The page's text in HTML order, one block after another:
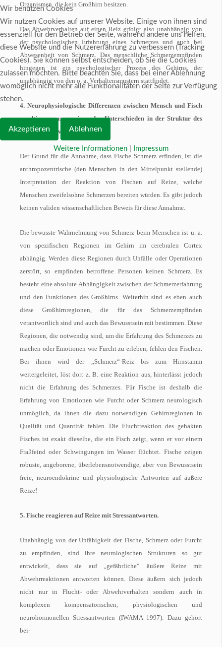
Organismen, die kein Großhirn besitzen.
Das Abwehrverhalten auf einen Reiz erfolgt also unabhängig von
der psychologischen Erfahrung eines Schmerzes und auch bei
Abwesenheit von Schmerz. Das menschliche Schmerzempfinden
hingegen ist ein psychologischer Prozess des Gehirns, der
unabhängig von den o. g. Verhaltensmustern stattfindet.
4. Neurophysiologische Differenzen zwischen Mensch und Fisch
resultieren aus gravierenden Unterschieden in der Struktur des
zentralen Nervensystems
Der Grund für die Annahme, dass Fische Schmerz erfinden, ist die
anthropozentrische (den Menschen in den Mittelpunkt stellende)
Interpretation der Reaktion von Fischen auf Reize, welche
Menschen zweifelsohne Schmerzen bereiten würden. Es gibt jedoch
keinen validen wissenschaftlichen Beweis für diese Annahme.
Die bewusste Wahrnehmung von Schmerz beim Menschen ist u. a.
von spezifischen Regionen im Gehirn im cerebralen Cortex
abhängig. Werden diese Regionen durch Unfälle oder Operationen
zerstört, so empfinden betroffene Personen keinen Schmerz. Es
besteht eine absolute Abhängigkeit zwischen der Schmerzerfahrung
und den Funktionen des Großhirns. Weiterhin sind es eben auch
diese Großhirnregionen, die für das Schmerzempfinden
verantwortlich sind und auch das Bewusstsein mit bestimmen. Diese
Regionen, die notwendig sind, um die Erfahrung des Schmerzes zu
machen oder Emotionen wie Furcht zu erleben, fehlen den Fischen.
Bei ihnen wird der „Schmerz“-Reiz bis zum Hirnstamm
weitergeleitet, löst dort z. B. eine Reaktion aus, hinterlässt jedoch
nicht die Erfahrung des Schmerzes. Für Fische ist deshalb die
Erfahrung von Emotionen wie Furcht oder Schmerz neurologisch
unmöglich, da ihnen die dazu notwendigen Gehirnregionen in
Qualität und Quantität fehlen. Die Fluchtreaktion des gehakten
Fisches ist exakt dieselbe, die ein Fisch zeigt, wenn er vor einem
Fraßfeind oder Schwingungen im Wasser flüchtet. Fische zeigen
robuste, angeborene, überlebensnotwendige, aber von Bewusstsein
freie, neuroendokrine und physiologische Antworten auf äußere
Reize!
5. Fische reagieren auf Reize mit Stressantworten.
Unabhängig von der Unfähigkeit der Fische, Schmerz oder Furcht
zu empfinden, sind ihre neurologischen Strukturen so gut
entwickelt, dass sie auf „gefährliche“ äußere Reize mit
Abwehrreaktionen antworten können. Diese äußern sich jedoch
nicht nur in Flucht- oder Abwehrverhalten sondern auch in
komplexen kompensatorischen, physiologischen und
neurohormonellen Stressantworten (IWAMA 1997). Dazu gehört
bei-
Wir benutzen Cookies
Wir nutzen Cookies auf unserer Website. Einige von ihnen sind
essenziell für den Betrieb der Seite, während andere uns helfen,
diese Website und die Nutzererfahrung zu verbessern (Tracking
Cookies). Sie können selbst entscheiden, ob Sie die Cookies
zulassen möchten. Bitte beachten Sie, dass bei einer Ablehnung
womöglich nicht mehr alle Funktionalitäten der Seite zur Verfügung
stehen.
Akzeptieren Ablehnen
Weitere Informationen Impressum